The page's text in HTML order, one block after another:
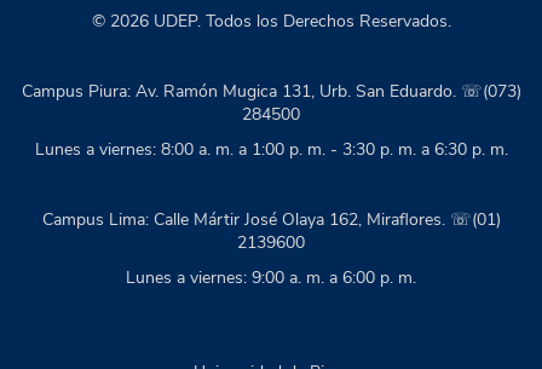
© 2026 UDEP. Todos los Derechos Reservados.
Campus Piura: Av. Ramón Mugica 131, Urb. San Eduardo. ☏(073)
284500
Lunes a viernes: 8:00 a. m. a 1:00 p. m. - 3:30 p. m. a 6:30 p. m.
Campus Lima: Calle Mártir José Olaya 162, Miraflores. ☏(01)
2139600
Lunes a viernes: 9:00 a. m. a 6:00 p. m.